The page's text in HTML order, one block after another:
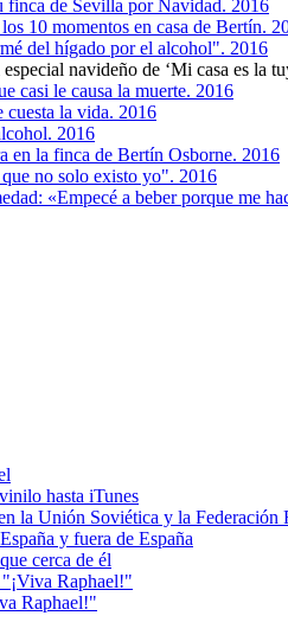
finca de Sevilla por Navidad. 2016
10 momentos en casa de Bertín.
del hígado por el alcohol". 2016
navideño de ‘Mi casa es la
casi le causa la muerte. 2016
cuesta la vida. 2016
2016
en la finca de Bertín Osborne. 2016
no solo existo yo". 2016
«Empecé a beber porque me
hasta iTunes
la Unión Soviética y la Federación
y fuera de España
cerca de él
Raphael!"
Raphael!"